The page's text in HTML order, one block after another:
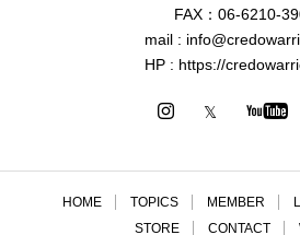
FAX：06-6210-
mail :
HP : https://
HOME TOPICS MEMBER
STORE
CONTACT